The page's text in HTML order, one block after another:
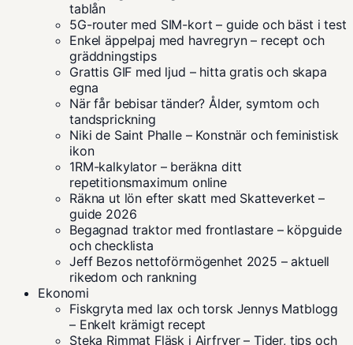
tablån
5G-router med SIM-kort – guide och bäst i test
Enkel äppelpaj med havregryn – recept och
gräddningstips
Grattis GIF med ljud – hitta gratis och skapa
egna
När får bebisar tänder? Ålder, symtom och
tandsprickning
Niki de Saint Phalle – Konstnär och feministisk
ikon
1RM-kalkylator – beräkna ditt
repetitionsmaximum online
Räkna ut lön efter skatt med Skatteverket –
guide 2026
Begagnad traktor med frontlastare – köpguide
och checklista
Jeff Bezos nettoförmögenhet 2025 – aktuell
rikedom och rankning
Ekonomi
Fiskgryta med lax och torsk Jennys Matblogg
– Enkelt krämigt recept
Steka Rimmat Fläsk i Airfryer – Tider, tips och